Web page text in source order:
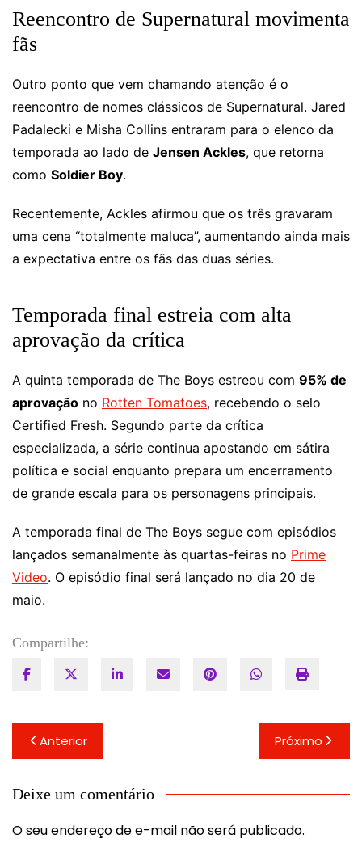
Reencontro de Supernatural movimenta
fãs
Outro ponto que vem chamando atenção é o
reencontro de nomes clássicos de Supernatural. Jared
Padalecki e Misha Collins entraram para o elenco da
temporada ao lado de Jensen Ackles, que retorna
como Soldier Boy.
Recentemente, Ackles afirmou que os três gravaram
uma cena “totalmente maluca”, aumentando ainda mais
a expectativa entre os fãs das duas séries.
Temporada final estreia com alta
aprovação da crítica
A quinta temporada de The Boys estreou com 95% de
aprovação no Rotten Tomatoes, recebendo o selo
Certified Fresh. Segundo parte da crítica
especializada, a série continua apostando em sátira
política e social enquanto prepara um encerramento
de grande escala para os personagens principais.
A temporada final de The Boys segue com episódios
lançados semanalmente às quartas-feiras no Prime
Video. O episódio final será lançado no dia 20 de
maio.
Compartilhe:
Navegação
de
Post
Anterior Próximo
Deixe um comentário
O seu endereço de e-mail não será publicado.